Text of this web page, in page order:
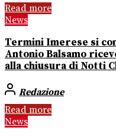
Read more
News
Termini Imerese si
Antonio Balsamo
alla chiusura di Notti
Redazione
Read more
News